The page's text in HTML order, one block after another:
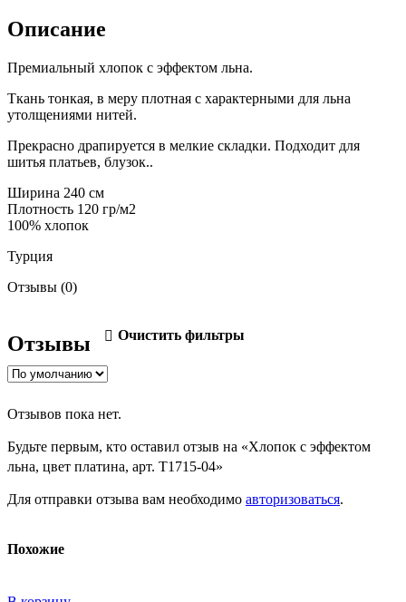
Описание
Премиальный хлопок с эффектом льна.
Ткань тонкая, в меру плотная с характерными для льна
утолщениями нитей.
Прекрасно драпируется в мелкие складки. Подходит для
шитья платьев, блузок..
Ширина 240 см
Плотность 120 гр/м2
100% хлопок
Турция
Отзывы (0)
Отзывы Очистить фильтры
Отзывов пока нет.
Будьте первым, кто оставил отзыв на «Хлопок с эффектом
льна, цвет платина, арт. Т1715-04»
Для отправки отзыва вам необходимо авторизоваться.
Похожие